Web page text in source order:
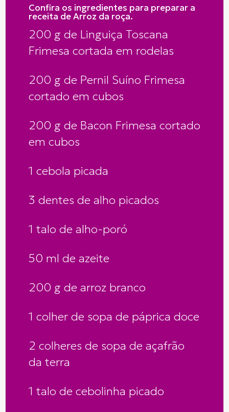
Confira os ingredientes para preparar a
receita de Arroz da roça.
200 g de Linguiça Toscana
Frimesa cortada em rodelas
200 g de Pernil Suíno Frimesa
cortado em cubos
200 g de Bacon Frimesa cortado
em cubos
1 cebola picada
3 dentes de alho picados
1 talo de alho-poró
50 ml de azeite
200 g de arroz branco
1 colher de sopa de páprica doce
2 colheres de sopa de açafrão
da terra
1 talo de cebolinha picado